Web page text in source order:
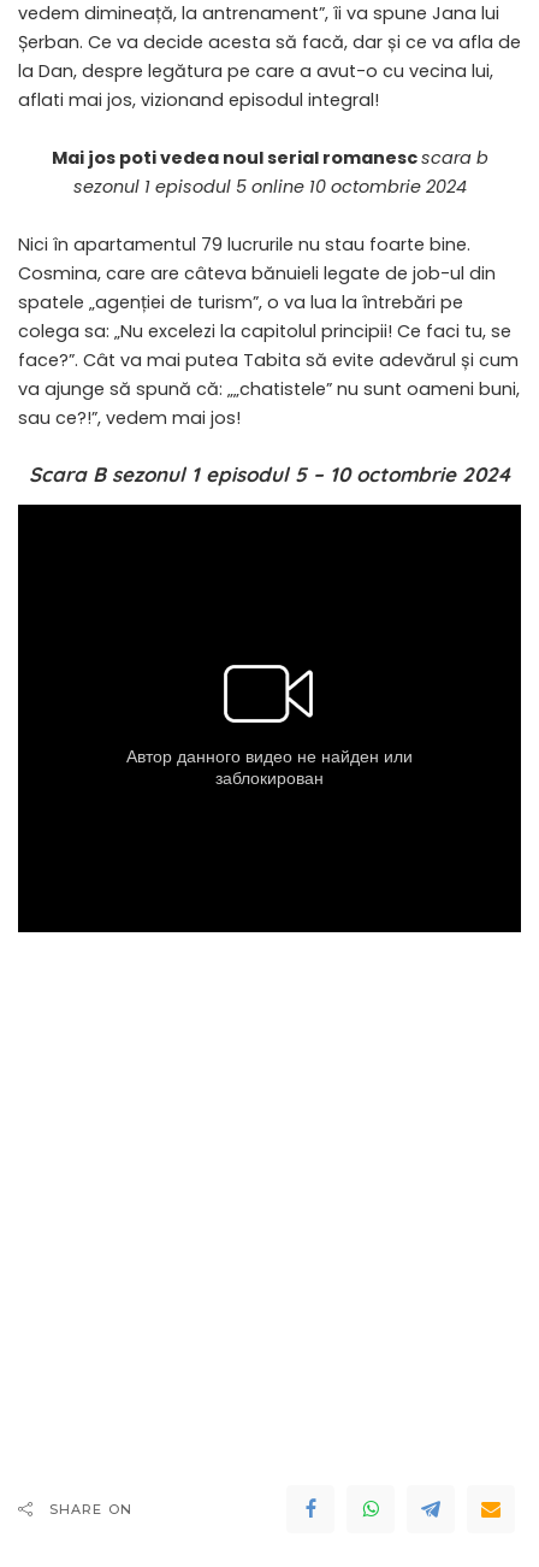
vedem dimineață, la antrenament”, îi va spune Jana lui
Șerban. Ce va decide acesta să facă, dar și ce va afla de
la Dan, despre legătura pe care a avut-o cu vecina lui,
aflati mai jos, vizionand episodul integral!
Mai jos poti vedea noul serial romanescscara b
sezonul 1 episodul 5 online 10 octombrie 2024
​Nici în apartamentul 79 lucrurile nu stau foarte bine.
Cosmina, care are câteva bănuieli legate de job-ul din
spatele „agenției de turism”, o va lua la întrebări pe
colega sa: „Nu excelezi la capitolul principii! Ce faci tu, se
face?”. Cât va mai putea Tabita să evite adevărul și cum
va ajunge să spună că: „„chatistele” nu sunt oameni buni,
sau ce?!”, vedem mai jos!
Scara B sezonul 1 episodul 5 – 10 octombrie 2024
SHARE ON